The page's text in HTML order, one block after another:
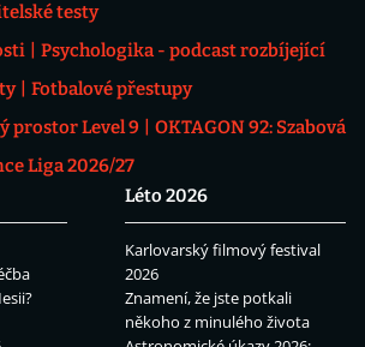
testy
Psychologika - podcast rozbíjející
Fotbalové přestupy
prostor Level 9
OKTAGON 92: Szabová
Liga 2026/27
Léto 2026
Karlovarský filmový festival
2026
Znamení, že jste potkali
někoho z minulého života